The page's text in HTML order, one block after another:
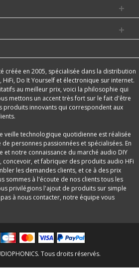
créée en 2005, spécialisée dans la distribution
Do It Yourself et électronique sur internet.
au meilleur prix, voici la philosophie qui
mettons un accent très fort sur le fait d'être
produits innovants qui correspondent aux
veille technologique quotidienne est réalisée
personnes passionnées et spécialisées. En
et notre connaissance du marché audio DIY
et fabriquer des produits audio HFi
les demandes clients, et ce à des prix
sommes à l'écoute de nos clients tous les
privilégions l'ajout de produits sur simple
à nous contacter, notre équipe vous
Tous droits réservés.